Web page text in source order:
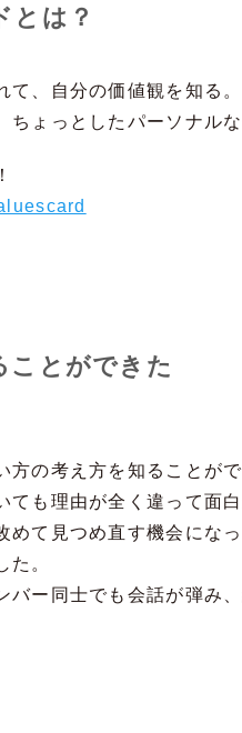
とは？
て、自分の価値観を知る。
ちょっとしたパーソナル
ことができた
方の考え方を知ることがで
ても理由が全く違って面白
めて見つめ直す機会になっ
た。
バー同士でも会話が弾み